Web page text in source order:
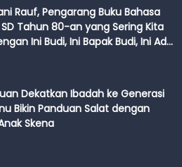
Rauf, Pengarang Buku Bahasa
Tahun 80-an yang Sering Kita
Ini Budi, Ini Bapak Budi, Ini Adik
Dekatkan Ibadah ke Generasi
Bikin Panduan Salat dengan
Skena